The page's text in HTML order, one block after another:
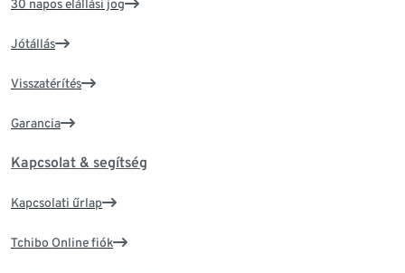
30 napos elállási jog
Jótállás
Visszatérítés
Garancia
Kapcsolat & segítség
Kapcsolati űrlap
Tchibo Online fiók